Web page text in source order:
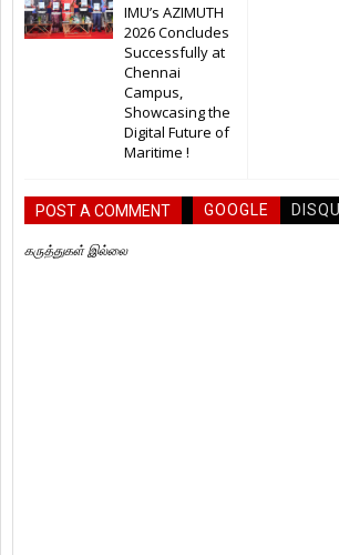
IMU’s AZIMUTH
2026 Concludes
Successfully at
Chennai
Campus,
Showcasing the
Digital Future of
Maritime !
POST A COMMENT GOOGLE
கருத்துகள் இல்லை